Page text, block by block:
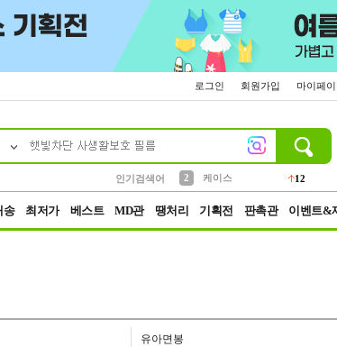
로그인 회원가입 마이페
인기검색어
2
케이스
12
송 최저가 베스트 MD관 땡처리 기획전 판촉관 이벤트&
유아면봉